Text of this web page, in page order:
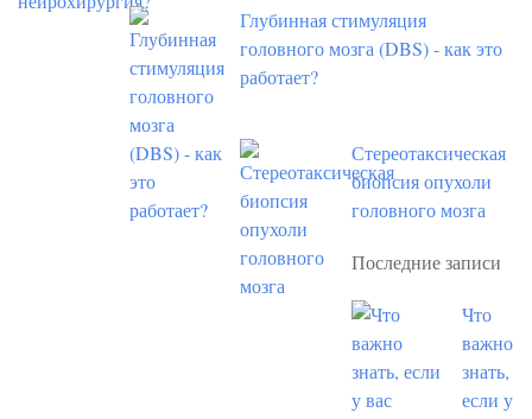
Глубинная стимуляция
головного мозга (DBS) - как это
работает?
Стереотаксическая
биопсия опухоли
головного мозга
Последние записи
Что
важно
знать,
если у